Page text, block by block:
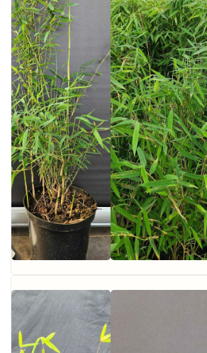
cm
Soleil
Par
par
✔En
À partir
incluse
2.5L –